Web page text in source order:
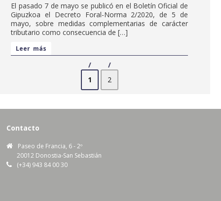
El pasado 7 de mayo se publicó en el Boletín Oficial de
Gipuzkoa el Decreto Foral-Norma 2/2020, de 5 de
mayo, sobre medidas complementarias de carácter
tributario como consecuencia de […]
Leer más
1 2
Contacto
Paseo de Francia, 6 - 2º
20012 Donostia-San Sebastián
(+34) 943 84 00 30